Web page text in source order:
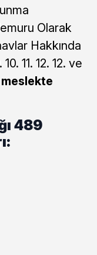
Olarak
Hakkında
11. 12. 12. ve
meslekte
489